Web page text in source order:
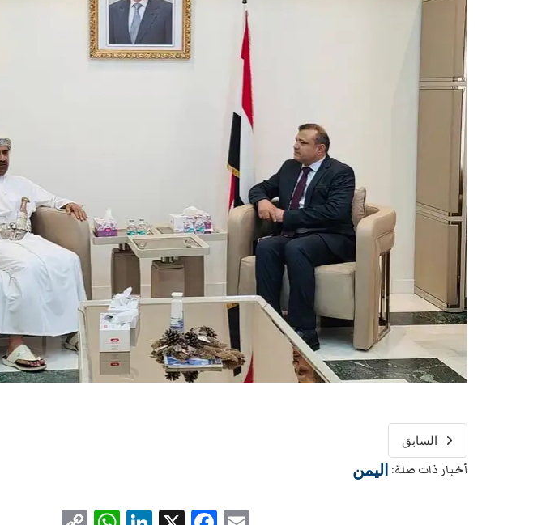
السابق
أخبار ذات صلة: اليمن